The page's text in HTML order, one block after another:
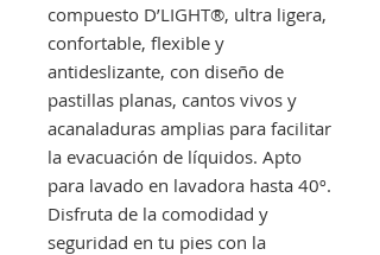
compuesto D’LIGHT®, ultra ligera,
confortable, flexible y
antideslizante, con diseño de
pastillas planas, cantos vivos y
acanaladuras amplias para facilitar
la evacuación de líquidos. Apto
para lavado en lavadora hasta 40º.
Disfruta de la comodidad y
seguridad en tu pies con la